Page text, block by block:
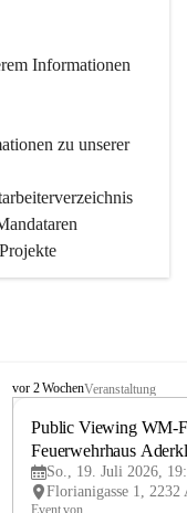
Informationen
zu unserer
A
vor 2 WochenVeranstaltung
Public Viewing WM-
Feuerwehrhaus
So., 19. Juli 2026,
Event von